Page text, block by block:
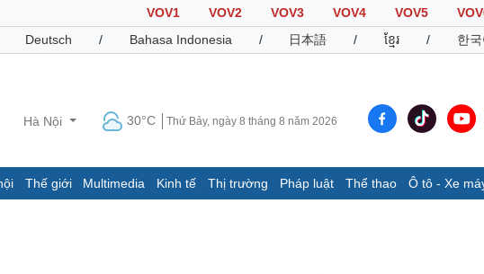
VOV1 VOV2 VOV3 VOV4 VOV5
Deutsch / Bahasa Indonesia / 日本語 / ខ្មែរ / 한국
Hà Nội 30°C Thứ Bảy, ngày 8 tháng 8 năm 2026
Thế giới Multimedia Kinh tế Thị trường Pháp luật Thể thao Ô tô - Xe